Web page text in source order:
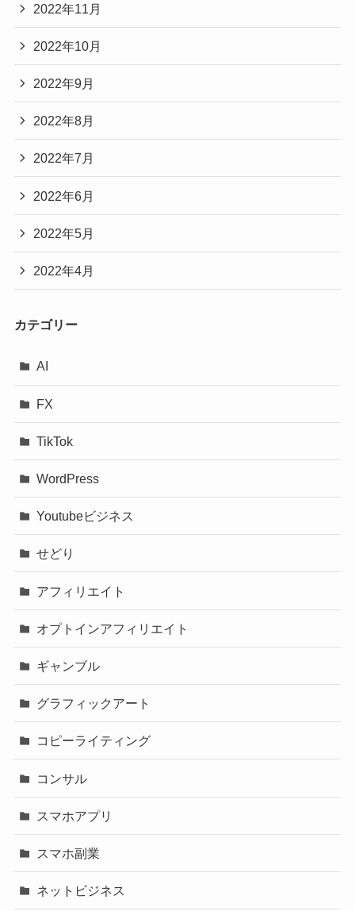
2022年11月
2022年10月
2022年9月
2022年8月
2022年7月
2022年6月
2022年5月
2022年4月
カテゴリー
AI
FX
TikTok
WordPress
Youtubeビジネス
せどり
アフィリエイト
オプトインアフィリエイト
ギャンブル
グラフィックアート
コピーライティング
コンサル
スマホアプリ
スマホ副業
ネットビジネス